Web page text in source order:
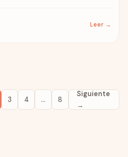
Leer →
3 4 … 8
Siguiente
→